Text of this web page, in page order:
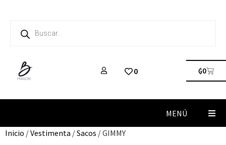
0 ₲0
MENÚ
Inicio /Vestimenta /Sacos / GIMMY